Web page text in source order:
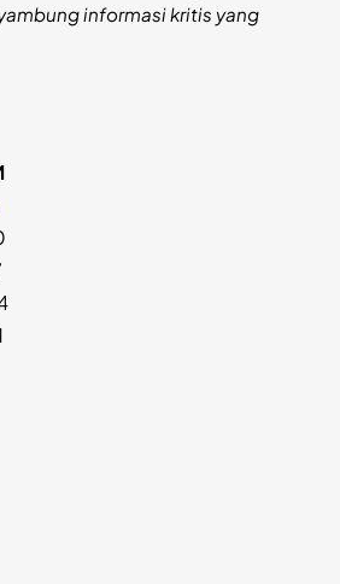
informasi kritis yang